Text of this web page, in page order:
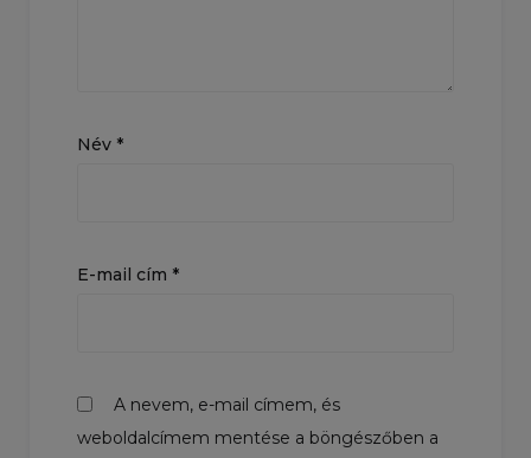
Név *
E-mail cím *
A nevem, e-mail címem, és
weboldalcímem mentése a böngészőben a